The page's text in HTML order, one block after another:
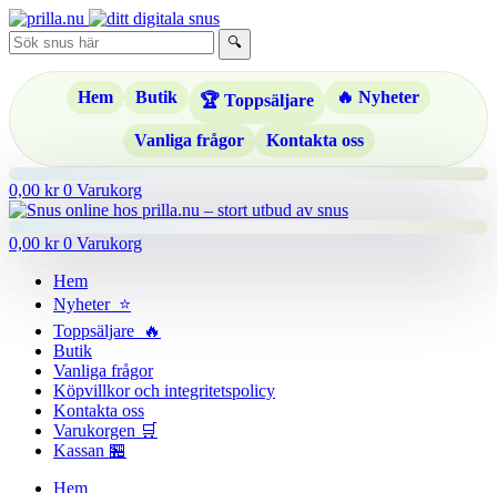
Hoppa
till
innehåll
🔍
Hem Butik 🏆 Toppsäljare 🔥 Nyheter
Vanliga frågor Kontakta oss
0,00 kr 0 Varukorg
0,00 kr 0 Varukorg
Hem
Nyheter ⭐
Toppsäljare 🔥
Butik
Vanliga frågor
Köpvillkor och integritetspolicy
Kontakta oss
Varukorgen 🛒
Kassan 🏪
Hem